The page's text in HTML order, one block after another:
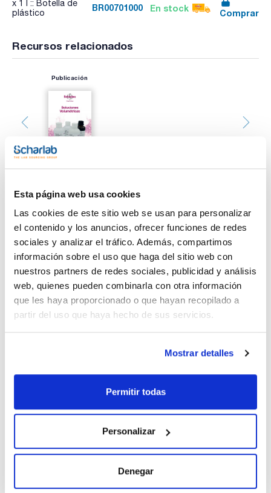
Esta página web usa cookies
Las cookies de este sitio web se usan para personalizar
el contenido y los anuncios, ofrecer funciones de redes
sociales y analizar el tráfico. Además, compartimos
información sobre el uso que haga del sitio web con
nuestros partners de redes sociales, publicidad y análisis
web, quienes pueden combinarla con otra información
que les haya proporcionado o que hayan recopilado a
partir del uso que haya hecho de sus servicios.
Mostrar detalles
Permitir todas
Personalizar
Denegar
x 1 l :: Botella de
plástico
BR00701000 En stock Comprar
Recursos relacionados
Publicación
Imprimir ficha de
producto
Características
Capacidad : x 1 l
- Br - / BrO3-
- Densidad: ~ 1,018 g/cm3
- LD 50 (oral, rat): 321 mg/kg (toxic component)
- Frases H-GHS : H350
1 ml = 0,0078 g bromine Esta solución volumétrica se mide
plata nitrato que también fue medida con patrón volumétrico
de potasio cloruro de Scharlau Los patrones volumétricos
de Scharlau son directamente trazables al material de
referencia(SRM) de NIST (National INstitute of Standards
Ver más
Regístrate para
COA
Regístrate para
SDS/ Hoja de seguridad
Regístrate para